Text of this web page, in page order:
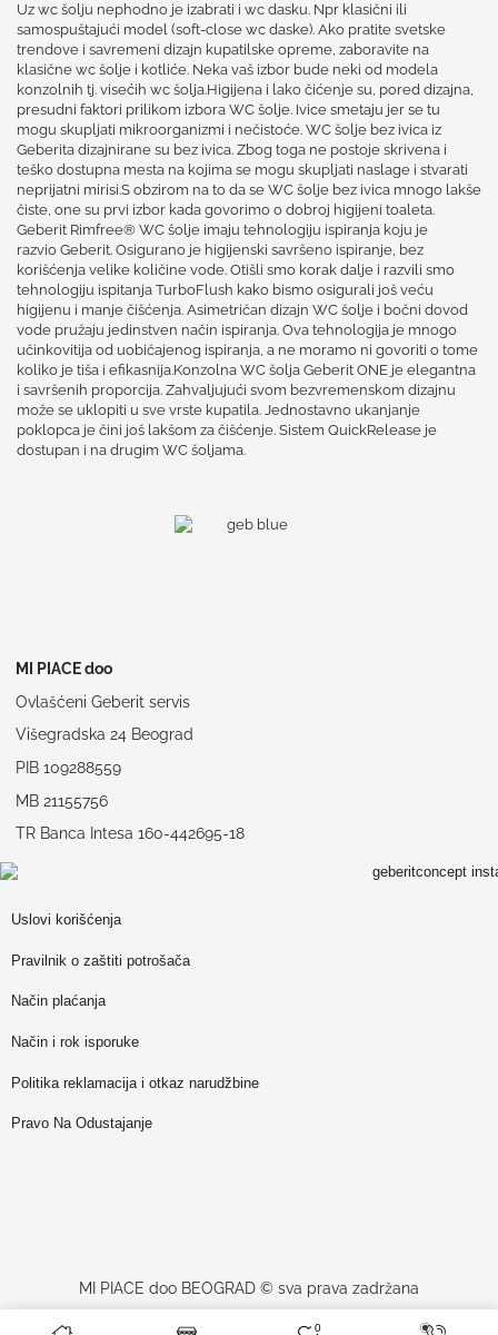
Uz wc šolju nephodno je izabrati i wc dasku. Npr klasični ili
samospuštajući model (soft-close wc daske). Ako pratite svetske
trendove i savremeni dizajn kupatilske opreme, zaboravite na
klasične wc šolje i kotliće. Neka vaš izbor bude neki od modela
konzolnih tj. visećih wc šolja.Higijena i lako čićenje su, pored dizajna,
presudni faktori prilikom izbora WC šolje. Ivice smetaju jer se tu
mogu skupljati mikroorganizmi i nečistoće. WC šolje bez ivica iz
Geberita dizajnirane su bez ivica. Zbog toga ne postoje skrivena i
teško dostupna mesta na kojima se mogu skupljati naslage i stvarati
neprijatni mirisi.S obzirom na to da se WC šolje bez ivica mnogo lakše
čiste, one su prvi izbor kada govorimo o dobroj higijeni toaleta.
Geberit Rimfree® WC šolje imaju tehnologiju ispiranja koju je
razvio Geberit. Osigurano je higijenski savršeno ispiranje, bez
korišćenja velike količine vode. Otišli smo korak dalje i razvili smo
tehnologiju ispitanja TurboFlush kako bismo osigurali još veću
higijenu i manje čišćenja. Asimetričan dizajn WC šolje i bočni dovod
vode pružaju jedinstven način ispiranja. Ova tehnologija je mnogo
učinkovitija od uobičajenog ispiranja, a ne moramo ni govoriti o tome
koliko je tiša i efikasnija.Konzolna WC šolja Geberit ONE je elegantna
i savršenih proporcija. Zahvaljujući svom bezvremenskom dizajnu
može se uklopiti u sve vrste kupatila. Jednostavno ukanjanje
poklopca je čini još lakšom za čišćenje. Sistem QuickRelease je
dostupan i na drugim WC šoljama.
0
MI PIACE doo
Ovlašćeni Geberit servis
Višegradska 24 Beograd
PIB 109288559
MB 21155756
TR Banca Intesa 160-442695-18
Uslovi korišćenja
Pravilnik o zaštiti potrošača
Način plaćanja
Način i rok isporuke
Politika reklamacija i otkaz narudžbine
Pravo Na Odustajanje
MI PIACE doo BEOGRAD © sva prava zadržana